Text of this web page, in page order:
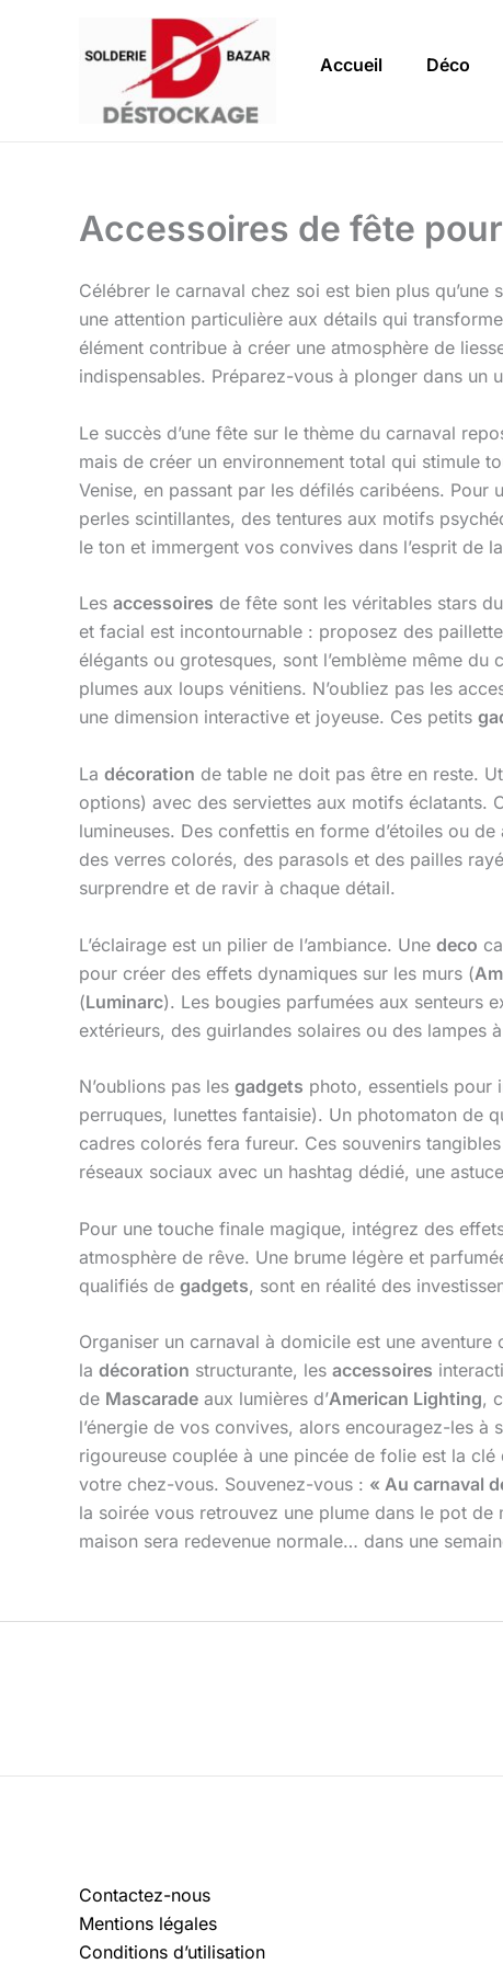
Accueil Déco
Accessoires de fête
Célébrer le carnaval chez soi est bien plus
une attention particulière aux détails qui
élément contribue à créer une atmosphère de
indispensables. Préparez-vous à plonger dans un
Le succès d’une fête sur le thème du carnaval
mais de créer un environnement total qui stimule
Venise, en passant par les défilés caribéens.
perles scintillantes, des tentures aux motifs
le ton et immergent vos convives dans l’esprit de
Les accessoires de fête sont les véritables stars
et facial est incontournable : proposez des
élégants ou grotesques, sont l’emblème même du
plumes aux loups vénitiens. N’oubliez pas les
une dimension interactive et joyeuse. Ces petits
La décoration de table ne doit pas être en reste.
options) avec des serviettes aux motifs
lumineuses. Des confettis en forme d’étoiles ou
des verres colorés, des parasols et des pailles
surprendre et de ravir à chaque détail.
L’éclairage est un pilier de l’ambiance. Une deco
pour créer des effets dynamiques sur les murs (
(Luminarc). Les bougies parfumées aux senteurs
extérieurs, des guirlandes solaires ou des lampes
N’oublions pas les gadgets photo, essentiels pour
perruques, lunettes fantaisie). Un photomaton de
cadres colorés fera fureur. Ces souvenirs
réseaux sociaux avec un hashtag dédié, une astuce
Pour une touche finale magique, intégrez des
atmosphère de rêve. Une brume légère et
qualifiés de gadgets, sont en réalité des
Organiser un carnaval à domicile est une
la décoration structurante, les accessoires
de Mascarade aux lumières d’American Lighting,
l’énergie de vos convives, alors encouragez-les à
rigoureuse couplée à une pincée de folie est la
votre chez-vous. Souvenez-vous : « Au carnaval
la soirée vous retrouvez une plume dans le pot
maison sera redevenue normale… dans une
Contactez-nous
Mentions légales
Conditions d’utilisation